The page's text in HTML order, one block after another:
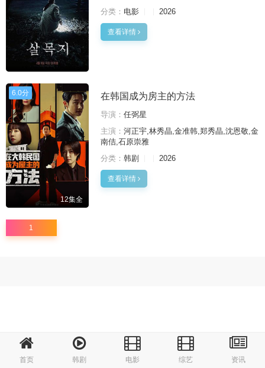
首页 韩剧 电影 综艺 资讯
分类： 电影 2026
查看详情
6.0分
12集全
在韩国成为房主的方法
导演： 任弼星
主演： 河正宇,林秀晶,金准韩,郑秀晶,沈恩敬,金
南佶,石原崇雅
分类： 韩剧 2026
查看详情
1